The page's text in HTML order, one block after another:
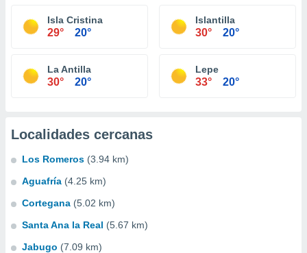
Isla Cristina
29° 20°
Islantilla
30° 20°
La Antilla
30° 20°
Lepe
33° 20°
Localidades cercanas
Los Romeros (3.94 km)
Aguafría (4.25 km)
Cortegana (5.02 km)
Santa Ana la Real (5.67 km)
Jabugo (7.09 km)